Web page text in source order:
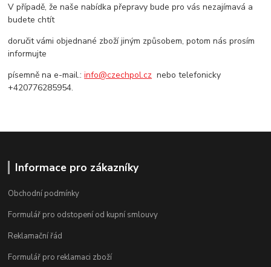
V případě, že naše nabídka přepravy bude pro vás nezajímavá a
budete chtít
doručit vámi objednané zboží jiným způsobem, potom nás prosím
informujte
písemně na e-mail.:info@czechpol.cz nebo telefonicky
+420776285954.
Informace pro zákazníky
Obchodní podmínky
Formulář pro odstopení od kupní smlouvy
Reklamační řád
Formulář pro reklamaci zboží